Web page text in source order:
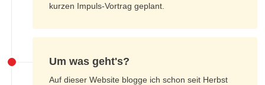
kurzen Impuls-Vortrag geplant.
Um was geht's?
Auf dieser Website blogge ich schon seit Herbst